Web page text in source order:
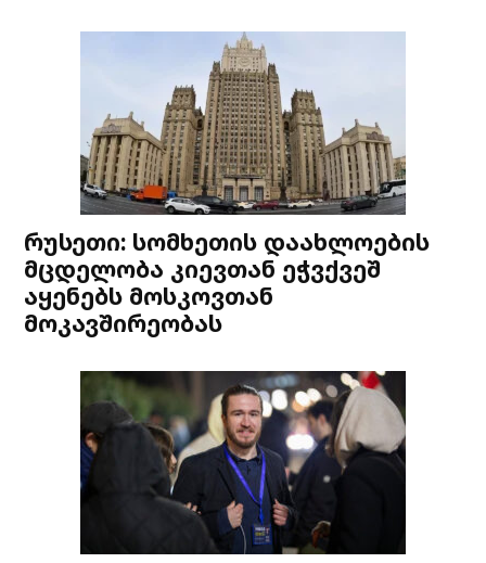
რუსეთი: სომხეთის დაახლოების
მცდელობა კიევთან ეჭვქვეშ
აყენებს მოსკოვთან
მოკავშირეობას